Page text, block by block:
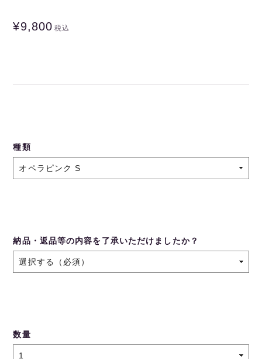
¥9,800 税込
種類
納品・返品等の内容を了承いただけましたか？
数量